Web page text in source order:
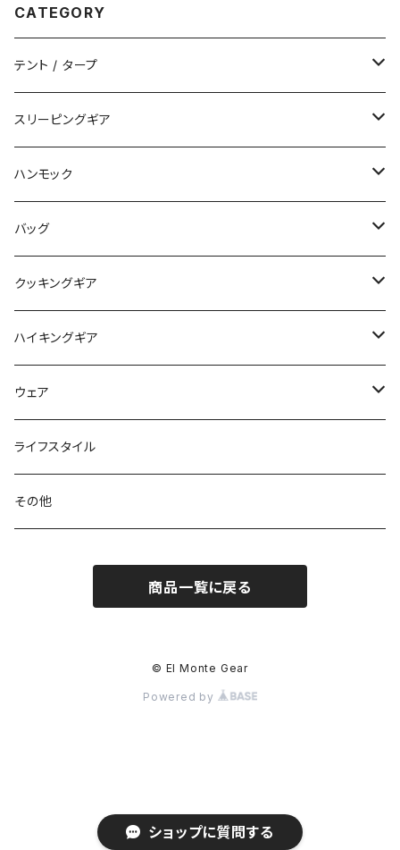
ショップに質問する
CATEGORY
テント / タープ
タープ / シェルター
ペグ / ステークス
アクセサリー
スリーピングギア
シュラフ / キルト
ビビィ
マット
ピロー
ハンモック
ハンモック
アクセサリー
バッグ
バックパック
サコッシュ / ウェストポーチ
トートバッグ
パックアクセサリー
クッキングギア
バーナー / ストーブ / 燃料
クッカー / カップ
カトラリー
ボトル
ハイキングギア
ストック
スノーシュー / アイゼン
スタッフサック
ナイフ / ツール
ウェア
トップス
ハードシェル / レインウェア
ウェアアクセサリー
ライフスタイル
その他
商品一覧に戻る
© El Monte Gear
Powered by